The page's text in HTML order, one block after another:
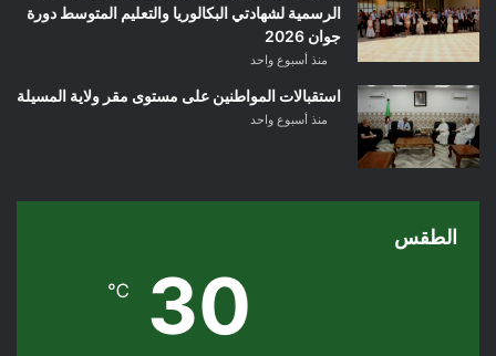
الرسمية لشهادتي البكالوريا والتعليم المتوسط دورة
جوان 2026
منذ أسبوع واحد
استقبالات المواطنين على مستوى مقر ولاية المسيلة
منذ أسبوع واحد
الطقس
30
℃